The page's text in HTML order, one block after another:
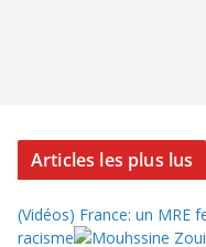
Articles les plus lus
(Vidéos) France: un MRE
racisme